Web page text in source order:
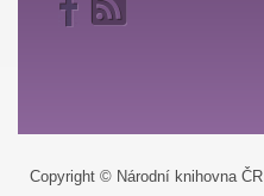
Copyright © Národní knihovna ČR